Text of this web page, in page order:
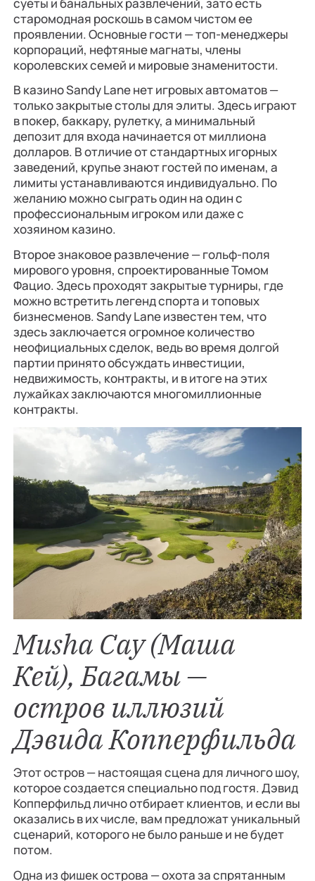
старомодная роскошь в самом чистом ее
проявлении. Основные гости — топ-менеджеры
корпораций, нефтяные магнаты, члены
королевских семей и мировые знаменитости.
В казино Sandy Lane нет игровых автоматов —
только закрытые столы для элиты. Здесь играют
в покер, баккару, рулетку, а минимальный
депозит для входа начинается от миллиона
долларов. В отличие от стандартных игорных
заведений, крупье знают гостей по именам, а
лимиты устанавливаются индивидуально. По
желанию можно сыграть один на один с
профессиональным игроком или даже с
хозяином казино.
Второе знаковое развлечение — гольф-поля
мирового уровня, спроектированные Томом
Фацио. Здесь проходят закрытые турниры, где
можно встретить легенд спорта и топовых
бизнесменов. Sandy Lane известен тем, что
здесь заключается огромное количество
неофициальных сделок, ведь во время долгой
партии принято обсуждать инвестиции,
недвижимость, контракты, и в итоге на этих
лужайках заключаются многомиллионные
контракты.
Musha Cay (Маша
Кей), Багамы —
остров иллюзий
Дэвида Копперфильда
Этот остров — настоящая сцена для личного шоу,
которое создается специально под гостя. Дэвид
Копперфильд лично отбирает клиентов, и если вы
оказались в их числе, вам предложат уникальный
сценарий, которого не было раньше и не будет
потом.
Одна из фишек острова — охота за спрятанным